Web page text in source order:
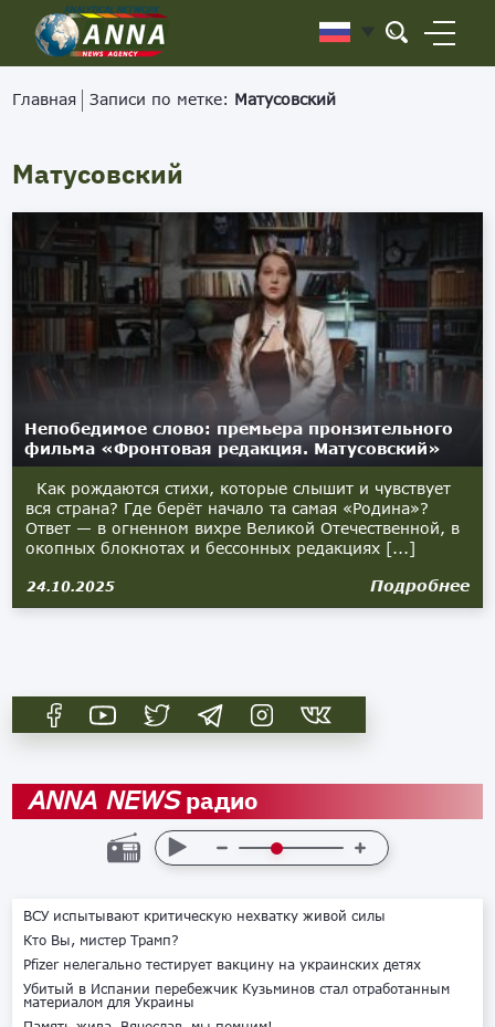
Главная Записи по метке: Матусовский
Матусовский
Непобедимое слово: премьера пронзительного
фильма «Фронтовая редакция. Матусовский»
Как рождаются стихи, которые слышит и чувствует
вся страна? Где берёт начало та самая «Родина»?
Ответ — в огненном вихре Великой Отечественной, в
окопных блокнотах и бессонных редакциях [...]
24.10.2025 Подробнее
ANNA NEWSрадио
ВСУ испытывают критическую нехватку живой силы
Кто Вы, мистер Трамп?
Pfizer нелегально тестирует вакцину на украинских детях
Убитый в Испании перебежчик Кузьминов стал отработанным
материалом для Украины